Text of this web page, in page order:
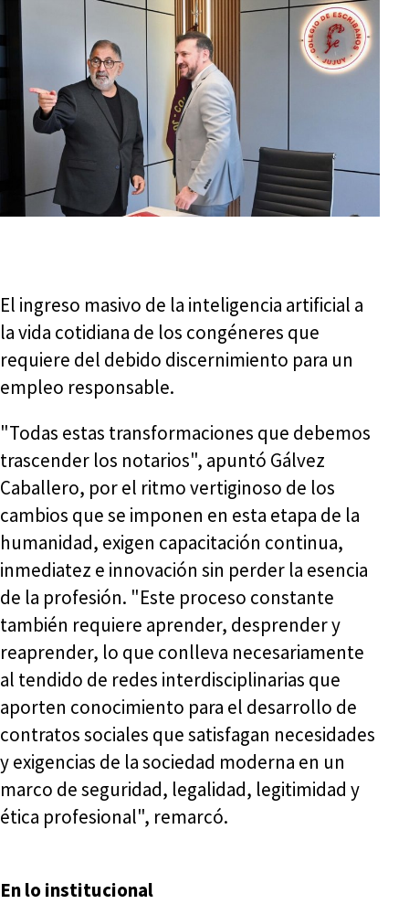
El ingreso masivo de la inteligencia artificial a
la vida cotidiana de los congéneres que
requiere del debido discernimiento para un
empleo responsable.
"Todas estas transformaciones que debemos
trascender los notarios", apuntó Gálvez
Caballero, por el ritmo vertiginoso de los
cambios que se imponen en esta etapa de la
humanidad, exigen capacitación continua,
inmediatez e innovación sin perder la esencia
de la profesión. "Este proceso constante
también requiere aprender, desprender y
reaprender, lo que conlleva necesariamente
al tendido de redes interdisciplinarias que
aporten conocimiento para el desarrollo de
contratos sociales que satisfagan necesidades
y exigencias de la sociedad moderna en un
marco de seguridad, legalidad, legitimidad y
ética profesional", remarcó.
En lo institucional